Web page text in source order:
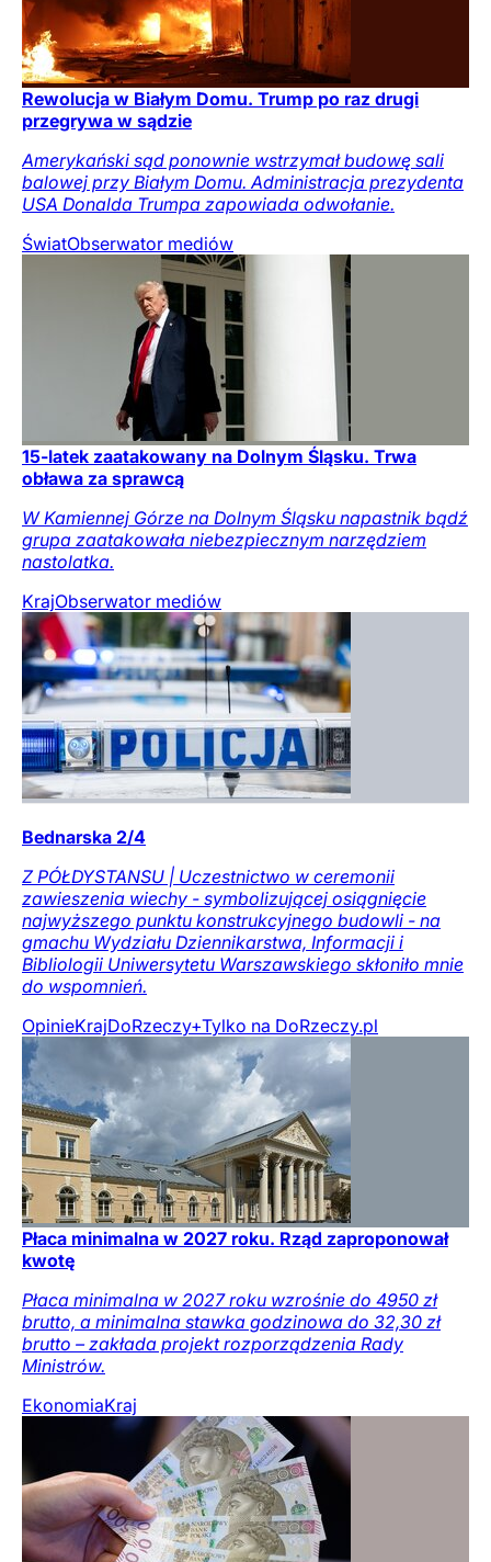
Rewolucja w Białym Domu. Trump po raz drugi
przegrywa w sądzie
Amerykański sąd ponownie wstrzymał budowę sali
balowej przy Białym Domu. Administracja prezydenta
USA Donalda Trumpa zapowiada odwołanie.
ŚwiatObserwator mediów
15-latek zaatakowany na Dolnym Śląsku. Trwa
obława za sprawcą
W Kamiennej Górze na Dolnym Śląsku napastnik bądź
grupa zaatakowała niebezpiecznym narzędziem
nastolatka.
KrajObserwator mediów
Bednarska 2/4
Z PÓŁDYSTANSU | Uczestnictwo w ceremonii
zawieszenia wiechy - symbolizującej osiągnięcie
najwyższego punktu konstrukcyjnego budowli - na
gmachu Wydziału Dziennikarstwa, Informacji i
Bibliologii Uniwersytetu Warszawskiego skłoniło mnie
do wspomnień.
OpinieKrajDoRzeczy+Tylko na DoRzeczy.pl
Płaca minimalna w 2027 roku. Rząd zaproponował
kwotę
Płaca minimalna w 2027 roku wzrośnie do 4950 zł
brutto, a minimalna stawka godzinowa do 32,30 zł
brutto – zakłada projekt rozporządzenia Rady
Ministrów.
EkonomiaKraj